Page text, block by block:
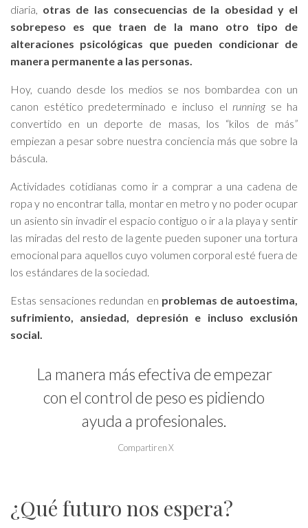
diaria, otras de las consecuencias de la obesidad y el
sobrepeso es que traen de la mano otro tipo de
alteraciones psicológicas que pueden condicionar de
manera permanente a las personas.
Hoy, cuando desde los medios se nos bombardea con un
canon estético predeterminado e incluso el runningse ha
convertido en un deporte de masas, los “kilos de más”
empiezan a pesar sobre nuestra conciencia más que sobre la
báscula.
Actividades cotidianas como ir a comprar a una cadena de
ropa y no encontrar talla, montar en metro y no poder ocupar
un asiento sin invadir el espacio contiguo o ir a la playa y sentir
las miradas del resto de la gente pueden suponer una tortura
emocional para aquellos cuyo volumen corporal esté fuera de
los estándares de la sociedad.
Estas sensaciones redundan en problemas de autoestima,
sufrimiento, ansiedad, depresión e incluso exclusión
social.
La manera más efectiva de empezar
con el control de peso es pidiendo
ayuda a profesionales.
Compartir en X
¿Qué futuro nos espera?